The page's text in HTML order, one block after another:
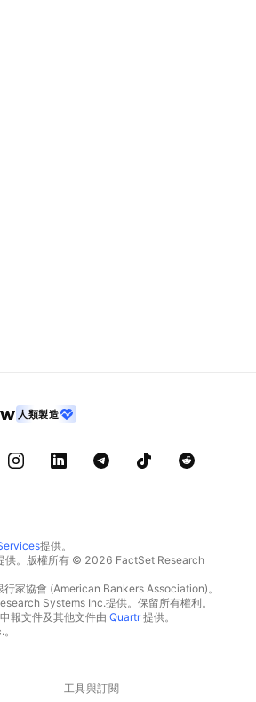
人類製造
提供。
供。版權所有 © 2026 FactSet Research
家協會 (American Bankers Association)。
Systems Inc.提供。保留所有權利。
報文件及其他文件由 Quartr提供。
工具與訂閱